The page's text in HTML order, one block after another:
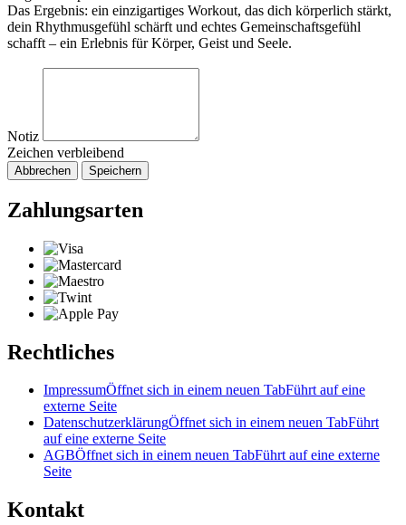
Das Ergebnis: ein einzigartiges Workout, das dich körperlich stärkt,
dein Rhythmusgefühl schärft und echtes Gemeinschaftsgefühl
schafft – ein Erlebnis für Körper, Geist und Seele.
Notiz
Zeichen verbleibend
Abbrechen Speichern
Zahlungsarten
Rechtliches
ImpressumÖffnet sich in einem neuen TabFührt auf eine
externe Seite
DatenschutzerklärungÖffnet sich in einem neuen TabFührt
auf eine externe Seite
AGBÖffnet sich in einem neuen TabFührt auf eine externe
Seite
Kontakt